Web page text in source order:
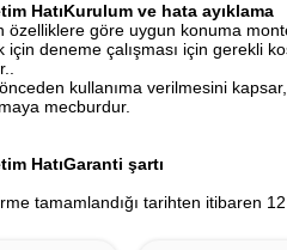
HatıKurulum ve hata ayıklama
göre uygun konuma
deneme çalışması için gerekli
kullanıma verilmesini
mecburdur.
HatıGaranti şartı
tamamlandığı tarihten itibaren